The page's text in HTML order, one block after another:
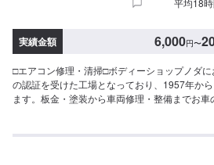
実績金額 6,000円〜
□エアコン修理・清掃□ボディーショップノダ
の認証を受けた工場となっており、1957年か
ます。板金・塗装から車両修理・整備までお
ば作業開始【4】仕上がり次第納車□代車につ